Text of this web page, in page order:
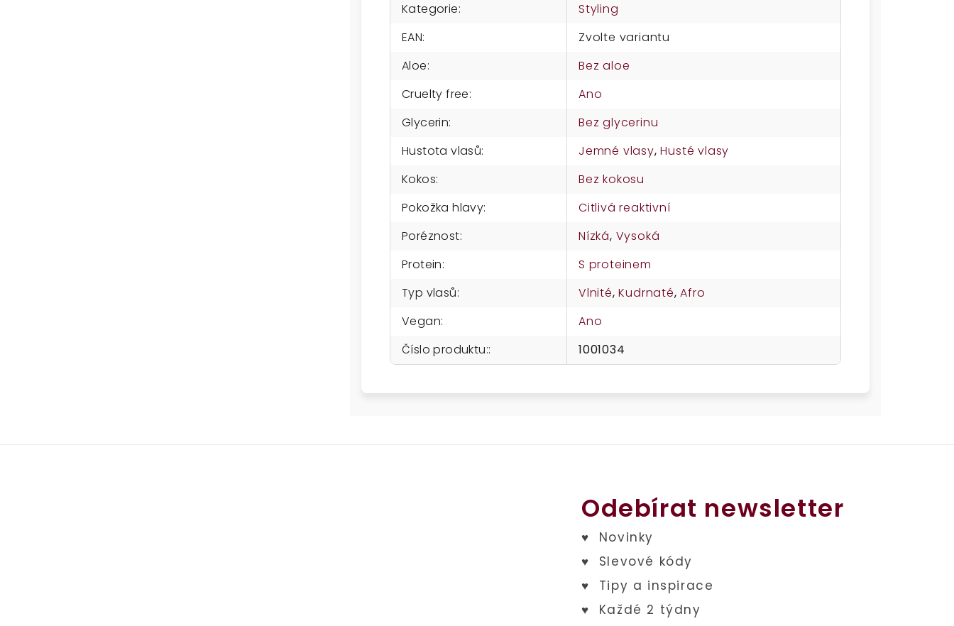
Kategorie:
Styling
EAN:
Zvolte variantu
Aloe:
Bez aloe
Cruelty free:
Ano
Glycerin:
Bez glycerinu
Hustota vlasů: Jemné vlasy,Husté vlasy
Kokos:
Bez kokosu
Pokožka hlavy:
Citlivá reaktivní
Poréznost: Nízká, Vysoká
Protein:
S proteinem
Typ vlasů: Vlnité,Kudrnaté,Afro
Vegan:
Ano
Číslo produktu:: 1001034
Odebírat newsletter